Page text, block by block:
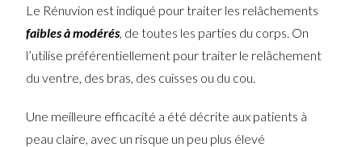
Le Rénuvion est indiqué pour traiter les relâchements
faibles à modérés , de toutes les parties du corps. On
l’utilise préférentiellement pour traiter le relâchement
du ventre, des bras, des cuisses ou du cou.
Une meilleure efficacité a été décrite aux patients à
peau claire, avec un risque un peu plus élevé